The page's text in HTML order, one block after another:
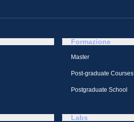
Formazione
Master
Post-graduate Courses
Postgraduate School
Labs